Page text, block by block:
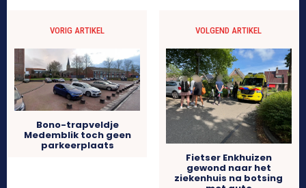
VORIG ARTIKEL
Bono-trapveldje
Medemblik toch geen
parkeerplaats
VOLGEND ARTIKEL
Fietser Enkhuizen
gewond naar het
ziekenhuis na botsing